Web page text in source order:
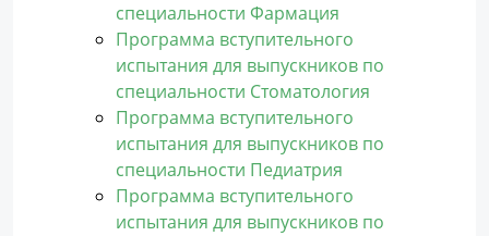
специальности Фармация
Программа вступительного
испытания для выпускников по
специальности Стоматология
Программа вступительного
испытания для выпускников по
специальности Педиатрия
Программа вступительного
испытания для выпускников по